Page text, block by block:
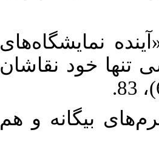
(1351الف). «آینده نمایشگاه‌های
تنها خود نقاشان
(1351ب). «فرم‌های بیگانه و هم